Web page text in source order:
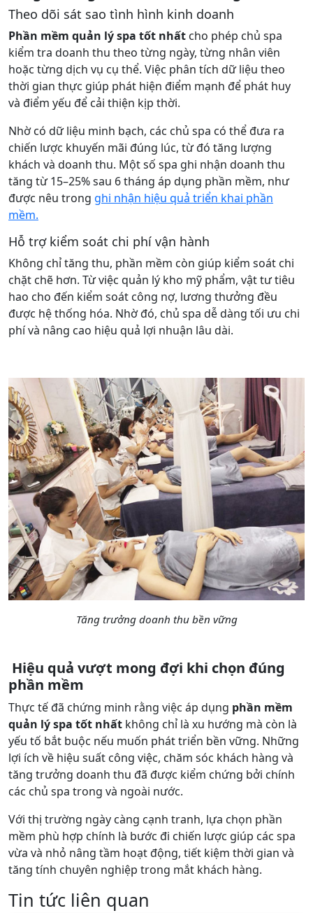
Theo dõi sát sao tình hình kinh doanh
Phần mềm quản lý spa tốt nhất cho phép chủ spa
kiểm tra doanh thu theo từng ngày, từng nhân viên
hoặc từng dịch vụ cụ thể. Việc phân tích dữ liệu theo
thời gian thực giúp phát hiện điểm mạnh để phát huy
và điểm yếu để cải thiện kịp thời.
Nhờ có dữ liệu minh bạch, các chủ spa có thể đưa ra
chiến lược khuyến mãi đúng lúc, từ đó tăng lượng
khách và doanh thu. Một số spa ghi nhận doanh thu
tăng từ 15–25% sau 6 tháng áp dụng phần mềm, như
được nêu trong ghi nhận hiệu quả triển khai phần
mềm.
Hỗ trợ kiểm soát chi phí vận hành
Không chỉ tăng thu, phần mềm còn giúp kiểm soát chi
chặt chẽ hơn. Từ việc quản lý kho mỹ phẩm, vật tư tiêu
hao cho đến kiểm soát công nợ, lương thưởng đều
được hệ thống hóa. Nhờ đó, chủ spa dễ dàng tối ưu chi
phí và nâng cao hiệu quả lợi nhuận lâu dài.
Tăng trưởng doanh thu bền vững
Hiệu quả vượt mong đợi khi chọn đúng
phần mềm
Thực tế đã chứng minh rằng việc áp dụng phần mềm
quản lý spa tốt nhất không chỉ là xu hướng mà còn là
yếu tố bắt buộc nếu muốn phát triển bền vững. Những
lợi ích về hiệu suất công việc, chăm sóc khách hàng và
tăng trưởng doanh thu đã được kiểm chứng bởi chính
các chủ spa trong và ngoài nước.
Với thị trường ngày càng cạnh tranh, lựa chọn phần
mềm phù hợp chính là bước đi chiến lược giúp các spa
vừa và nhỏ nâng tầm hoạt động, tiết kiệm thời gian và
tăng tính chuyên nghiệp trong mắt khách hàng.
Tin tức liên quan